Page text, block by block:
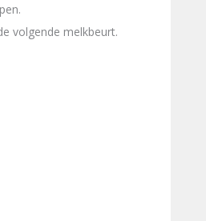
volgende melkbeurt.